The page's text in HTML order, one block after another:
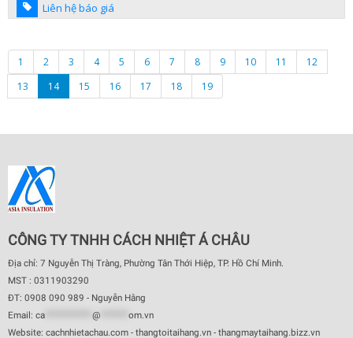
Liên hệ báo giá
1 2 3 4 5 6 7 8 9 10 11
12
13
14 15 16 17 18 19
CÔNG TY TNHH CÁCH NHIỆT Á CHÂU
Địa chỉ: 7 Nguyễn Thị Tràng, Phường Tân Thới Hiệp, TP. Hồ Chí Minh.
MST : 0311903290
ĐT: 0908 090 989 - Nguyễn Hằng
Email: ca @
om.vn
Website: cachnhietachau.com - thangtoitaihang.vn - thangmaytaihang.bizz.vn